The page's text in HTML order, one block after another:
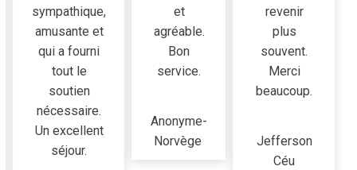
sympathique,
amusante et
qui a fourni
tout le
soutien
nécessaire.
Un excellent
séjour.
et
agréable.
Bon
service.
Anonyme-
Norvège
revenir
plus
souvent.
Merci
beaucoup.
Jefferson
Céu